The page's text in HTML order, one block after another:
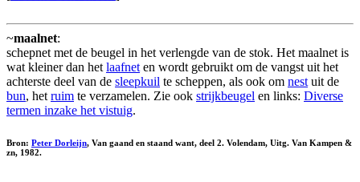
~maalnet:
schepnet met de beugel in het verlengde van de stok. Het maalnet is
wat kleiner dan het laafnet en wordt gebruikt om de vangst uit het
achterste deel van de sleepkuil te scheppen, als ook om nest uit de
bun, het ruim te verzamelen. Zie ook strijkbeugel en links: Diverse
termen inzake het vistuig.
Bron: Peter Dorleijn, Van gaand en staand want, deel 2. Volendam, Uitg. Van Kampen &
zn, 1982.